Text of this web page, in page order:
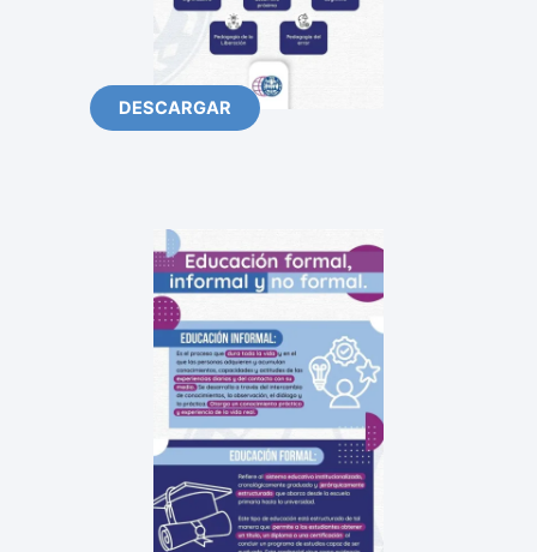
DESCARGAR